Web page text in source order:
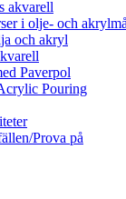
akvarell
i olje- och
och akryl
Paverpol
Pouring
Prova på